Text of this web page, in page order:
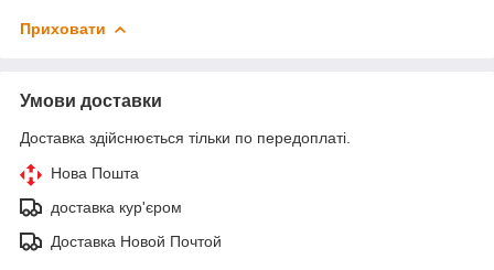
Приховати
Умови доставки
Доставка здійснюється тільки по передоплаті.
Нова Пошта
доставка кур'єром
Доставка Новой Почтой